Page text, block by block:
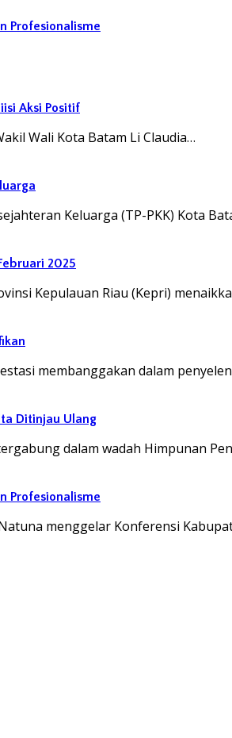
Profesionalisme
Aksi Positif
Wali Kota Batam Li Claudia…
Keluarga (TP-PKK) Kota
2025
Kepulauan Riau (Kepri)
membanggakan dalam
Ditinjau Ulang
dalam wadah Himpunan
Profesionalisme
menggelar Konferensi